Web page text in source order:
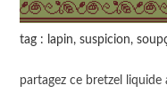
tag : lapin, suspicion,
partagez ce bretzel